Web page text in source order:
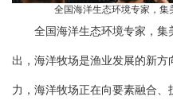
全国海洋生态环境专家，
全国海洋生态环境专家，
出，海洋牧场是渔业发展的新
力，海洋牧场正在向要素融合